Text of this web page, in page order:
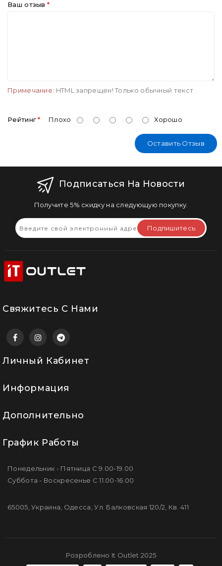
Ваш отзыв
Примечание: HTML запрещен! Только обычный текст
Рейтинг Плохо Хорошо
Оставить Отзыв
Подписаться На Новости
Получите 5% скидку на следующую покупку.
Подпишитесь
Свяжитесь С Нами
Личный Кабинет
Информация
Дополнительно
График Работы
Понедельник - Пятница С 9.00-19.00
Суббота - Воскресенье С 11.00-16.00
65005, Украина, Одесса, Ул. Балковская 120/2, Кв. 411
Розроблено It Outlet 2025